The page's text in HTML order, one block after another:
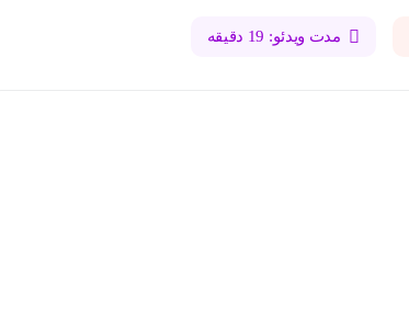
مدت ویدئو: 19 دقیقه